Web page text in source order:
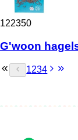
122350
G'woon
1234